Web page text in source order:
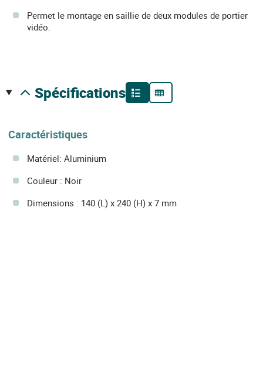
Permet le montage en saillie de deux modules de portier
vidéo.
spécifications
Caractéristiques
Matériel: Aluminium
Couleur : Noir
Dimensions : 140 (L) x 240 (H) x 7 mm